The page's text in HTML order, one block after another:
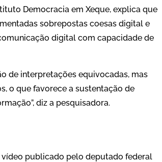
Democracia em Xeque, explica que
sobrepostas coesas digital e
digital com capacidade de
de interpretações equivocadas, mas
o que favorece a sustentação de
diz a pesquisadora.
publicado pelo deputado federal